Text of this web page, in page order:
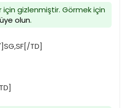
gizlenmiştir. Görmek için
üye olun.
TD]